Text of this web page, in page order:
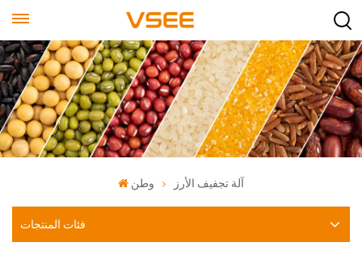
وطن آلة تجفيف الأرز
فئات المنتجات